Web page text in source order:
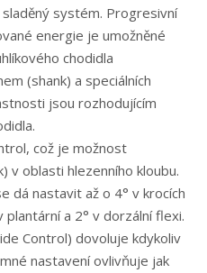
systém. Progresivní
energie je umožněné
chodidla
(shank) a speciálních
jsou rozhodujícím
což je možnost
v oblasti hlezenního kloubu.
dá nastavit až o 4° v krocích
a 2° v dorzální flexi.
Control) dovoluje kdykoliv
nastavení ovlivňuje jak